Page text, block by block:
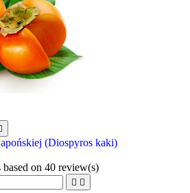
(Diospyros kaki)
based on40 review(s)
 